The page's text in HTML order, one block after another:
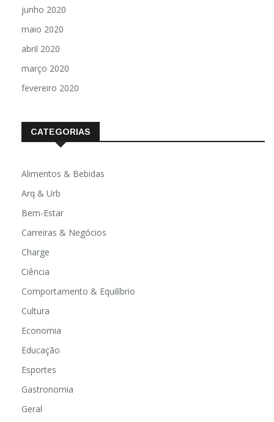
junho 2020
maio 2020
abril 2020
março 2020
fevereiro 2020
CATEGORIAS
Alimentos & Bebidas
Arq & Urb
Bem-Estar
Carreiras & Negócios
Charge
Ciência
Comportamento & Equilíbrio
Cultura
Economia
Educação
Esportes
Gastronomia
Geral